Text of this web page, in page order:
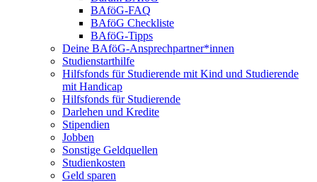
BAföG-FAQ
BAföG Checkliste
BAföG-Tipps
Deine BAföG-Ansprechpartner*innen
Studienstarthilfe
Hilfsfonds für Studierende mit Kind und Studierende
mit Handicap
Hilfsfonds für Studierende
Darlehen und Kredite
Stipendien
Jobben
Sonstige Geldquellen
Studienkosten
Geld sparen